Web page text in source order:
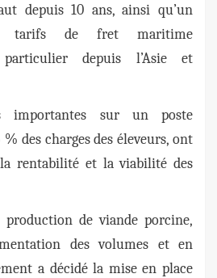
depuis 10 ans, ainsi qu’un
tarifs de fret maritime
depuis l’Asie et
importantes sur un poste
des charges des éleveurs, ont
rentabilité et la viabilité des
de viande porcine,
des volumes et en
a décidé la mise en place